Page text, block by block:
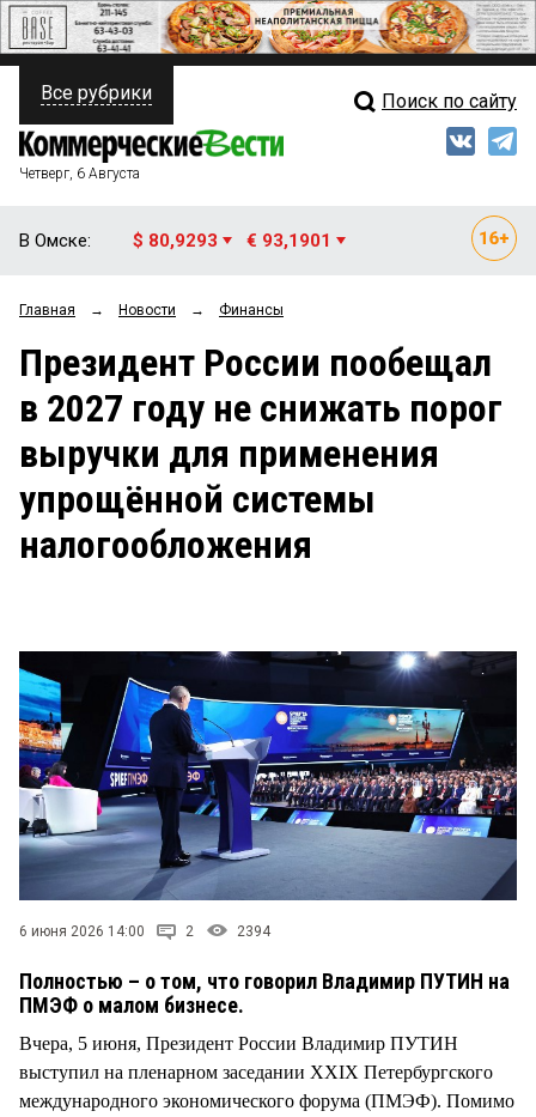
ПОЛИТИКА
ФИНАНСЫ
ОБЩЕСТВО
ЗАКОН
НОВОСТИ КОМПАНИЙ
ПРОИСШЕСТВИЯ
СТИЛЬ ЖИЗНИ
Свежий выпуск
Рейтинги
Блоги
Архив
Все рубрики Поиск по сайту
Четверг, 6 Августа
В Омске: $ 80,9293 € 93,1901
Главная → Новости → Финансы
Президент России пообещал
в 2027 году не снижать порог
выручки для применения
упрощённой системы
налогообложения
6 июня 2026 14:00 2 2394
Полностью – о том, что говорил Владимир ПУТИН на
ПМЭФ о малом бизнесе.
Вчера, 5 июня, Президент России Владимир ПУТИН
выступил на пленарном заседании XXIX Петербургского
международного экономического форума (ПМЭФ). Помимо